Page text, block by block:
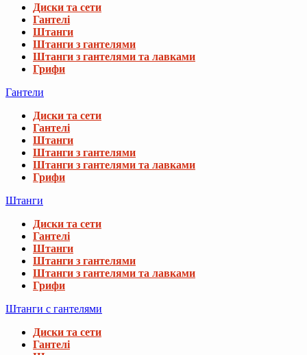
Диски та сети
Гантелі
Штанги
Штанги з гантелями
Штанги з гантелями та лавками
Грифи
Гантели
Диски та сети
Гантелі
Штанги
Штанги з гантелями
Штанги з гантелями та лавками
Грифи
Штанги
Диски та сети
Гантелі
Штанги
Штанги з гантелями
Штанги з гантелями та лавками
Грифи
Штанги с гантелями
Диски та сети
Гантелі